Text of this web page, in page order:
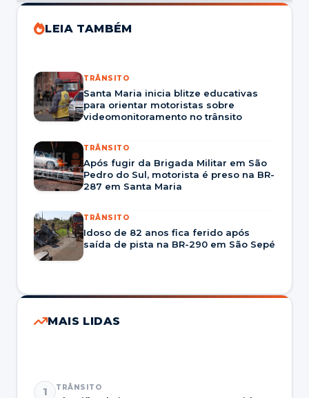
LEIA TAMBÉM
TRÂNSITO
Santa Maria inicia blitze educativas
para orientar motoristas sobre
videomonitoramento no trânsito
TRÂNSITO
Após fugir da Brigada Militar em São
Pedro do Sul, motorista é preso na BR-
287 em Santa Maria
TRÂNSITO
Idoso de 82 anos fica ferido após
saída de pista na BR-290 em São Sepé
MAIS LIDAS
1 TRÂNSITO